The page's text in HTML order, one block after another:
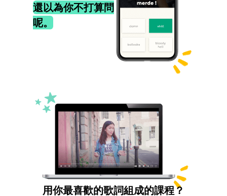
還以為你不打算問
呢。
用你最喜歡的歌詞組成的課程？